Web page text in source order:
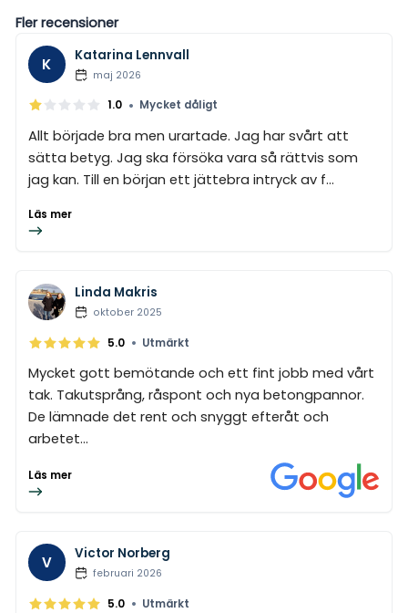
Fler recensioner
K Katarina Lennvall
maj 2026
1.0 • Mycket dåligt
Allt började bra men urartade. Jag har svårt att
sätta betyg. Jag ska försöka vara så rättvis som
jag kan. Till en början ett jättebra intryck av f...
Läs mer
Linda Makris
oktober 2025
5.0 • Utmärkt
Mycket gott bemötande och ett fint jobb med vårt
tak. Takutsprång, råspont och nya betongpannor.
De lämnade det rent och snyggt efteråt och
arbetet...
Läs mer
V Victor Norberg
februari 2026
5.0 • Utmärkt